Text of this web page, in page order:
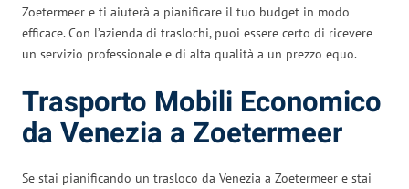
Zoetermeer e ti aiuterà a pianificare il tuo budget in modo
efficace. Con l’azienda di traslochi, puoi essere certo di ricevere
un servizio professionale e di alta qualità a un prezzo equo.
Trasporto Mobili Economico
da Venezia a Zoetermeer
Se stai pianificando un trasloco da Venezia a Zoetermeer e stai